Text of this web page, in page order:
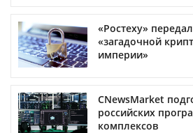
«Ростеху»
«загадочной
империи»
CNewsMarket
российских
комплексов